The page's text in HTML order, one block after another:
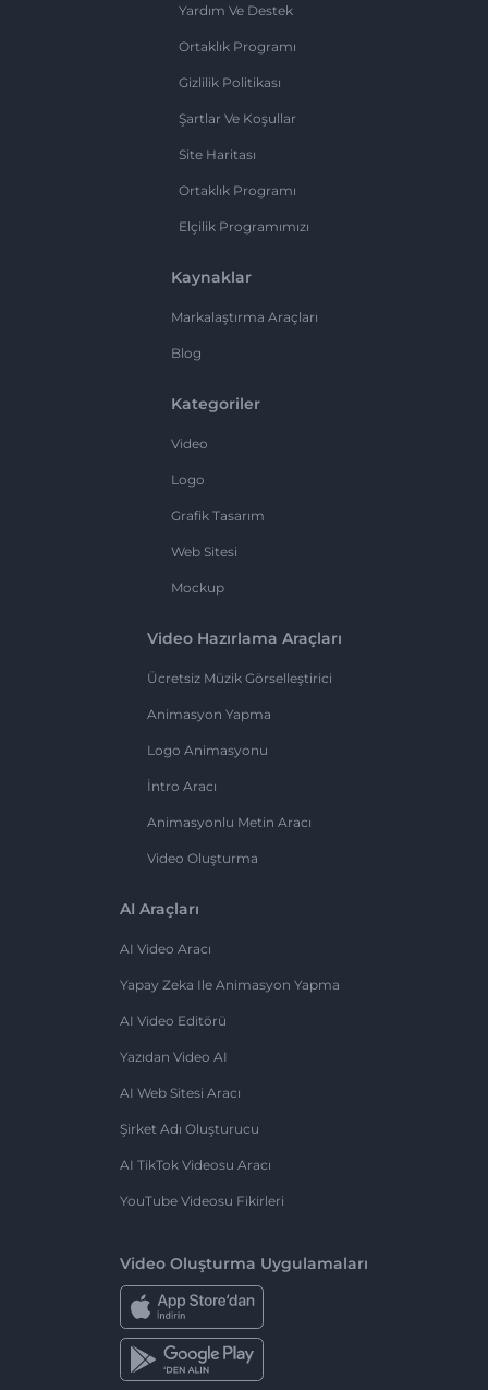
Yardım Ve Destek
Ortaklık Programı
Gizlilik Politikası
Şartlar Ve Koşullar
Site Haritası
Ortaklık Programı
Elçilik Programımızı
Kaynaklar
Markalaştırma Araçları
Blog
Kategoriler
Video
Logo
Grafik Tasarım
Web Sitesi
Mockup
Video Hazırlama Araçları
Ücretsiz Müzik Görselleştirici
Animasyon Yapma
Logo Animasyonu
İntro Aracı
Animasyonlu Metin Aracı
Video Oluşturma
AI Araçları
AI Video Aracı
Yapay Zeka Ile Animasyon Yapma
AI Video Editörü
Yazıdan Video AI
AI Web Sitesi Aracı
Şirket Adı Oluşturucu
AI TikTok Videosu Aracı
YouTube Videosu Fikirleri
Video Oluşturma Uygulamaları